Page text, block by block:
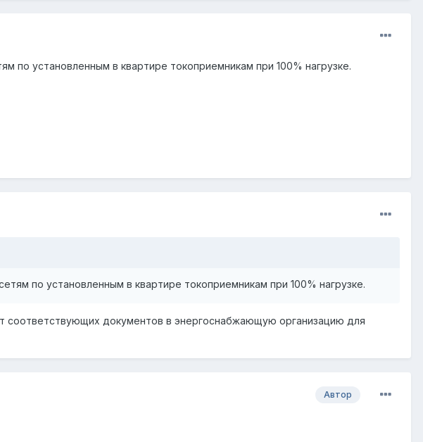
по установленным в квартире токоприемникам при 100% нагрузке.
по установленным в квартире токоприемникам при 100% нагрузке.
документов в энергоснабжающую организацию для
Автор